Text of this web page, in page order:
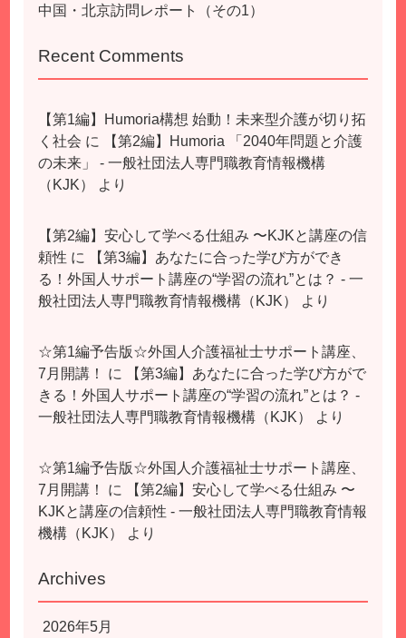
中国・北京訪問レポート（その1）
Recent Comments
【第1編】Humoria構想 始動！未来型介護が切り拓
く社会 に
【第2編】Humoria 「2040年問題と介護
の未来」 - 一般社団法人専門職教育情報機構
（KJK）
より
【第2編】安心して学べる仕組み 〜KJKと講座の信
頼性 に
【第3編】あなたに合った学び方ができ
る！外国人サポート講座の“学習の流れ”とは？ - 一
般社団法人専門職教育情報機構（KJK）
より
☆第1編予告版☆外国人介護福祉士サポート講座、
7月開講！
に
【第3編】あなたに合った学び方がで
きる！外国人サポート講座の“学習の流れ”とは？ -
一般社団法人専門職教育情報機構（KJK）
より
☆第1編予告版☆外国人介護福祉士サポート講座、
7月開講！
に
【第2編】安心して学べる仕組み 〜
KJKと講座の信頼性 - 一般社団法人専門職教育情報
機構（KJK）
より
Archives
2026年5月